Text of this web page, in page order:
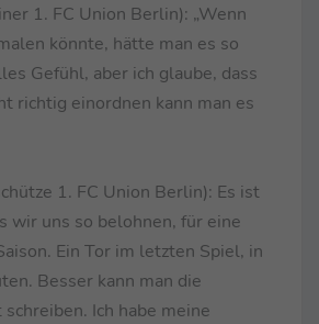
1. FC Union Berlin): „Wenn
könnte, hätte man es so
Gefühl, aber ich glaube, dass
richtig einordnen kann man es
1. FC Union Berlin): Es ist
wir uns so belohnen, für eine
Ein Tor im letzten Spiel, in
Besser kann man die
Ich habe meine